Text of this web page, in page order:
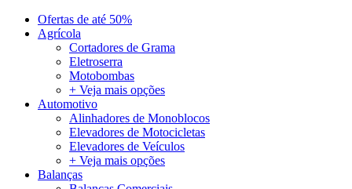
Ofertas de até 50%
Agrícola
Cortadores de Grama
Eletroserra
Motobombas
+ Veja mais opções
Automotivo
Alinhadores de Monoblocos
Elevadores de Motocicletas
Elevadores de Veículos
+ Veja mais opções
Balanças